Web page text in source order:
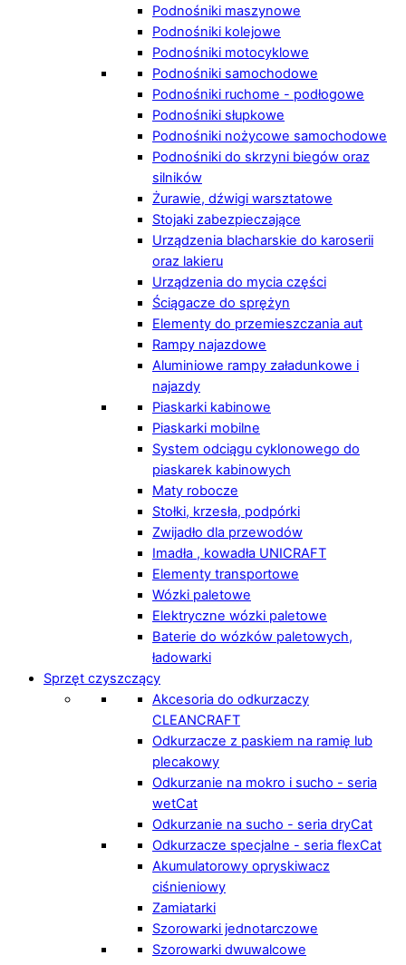
Podnośniki maszynowe
Podnośniki kolejowe
Podnośniki motocyklowe
Podnośniki samochodowe
Podnośniki ruchome - podłogowe
Podnośniki słupkowe
Podnośniki nożycowe samochodowe
Podnośniki do skrzyni biegów oraz
silników
Żurawie, dźwigi warsztatowe
Stojaki zabezpieczające
Urządzenia blacharskie do karoserii
oraz lakieru
Urządzenia do mycia części
Ściągacze do sprężyn
Elementy do przemieszczania aut
Rampy najazdowe
Aluminiowe rampy załadunkowe i
najazdy
Piaskarki kabinowe
Piaskarki mobilne
System odciągu cyklonowego do
piaskarek kabinowych
Maty robocze
Stołki, krzesła, podpórki
Zwijadło dla przewodów
Imadła , kowadła UNICRAFT
Elementy transportowe
Wózki paletowe
Elektryczne wózki paletowe
Baterie do wózków paletowych,
ładowarki
Sprzęt czyszczący
Akcesoria do odkurzaczy
CLEANCRAFT
Odkurzacze z paskiem na ramię lub
plecakowy
Odkurzanie na mokro i sucho - seria
wetCat
Odkurzanie na sucho - seria dryCat
Odkurzacze specjalne - seria flexCat
Akumulatorowy opryskiwacz
ciśnieniowy
Zamiatarki
Szorowarki jednotarczowe
Szorowarki dwuwalcowe